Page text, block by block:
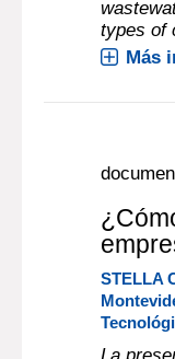
The
logically
deal
types of